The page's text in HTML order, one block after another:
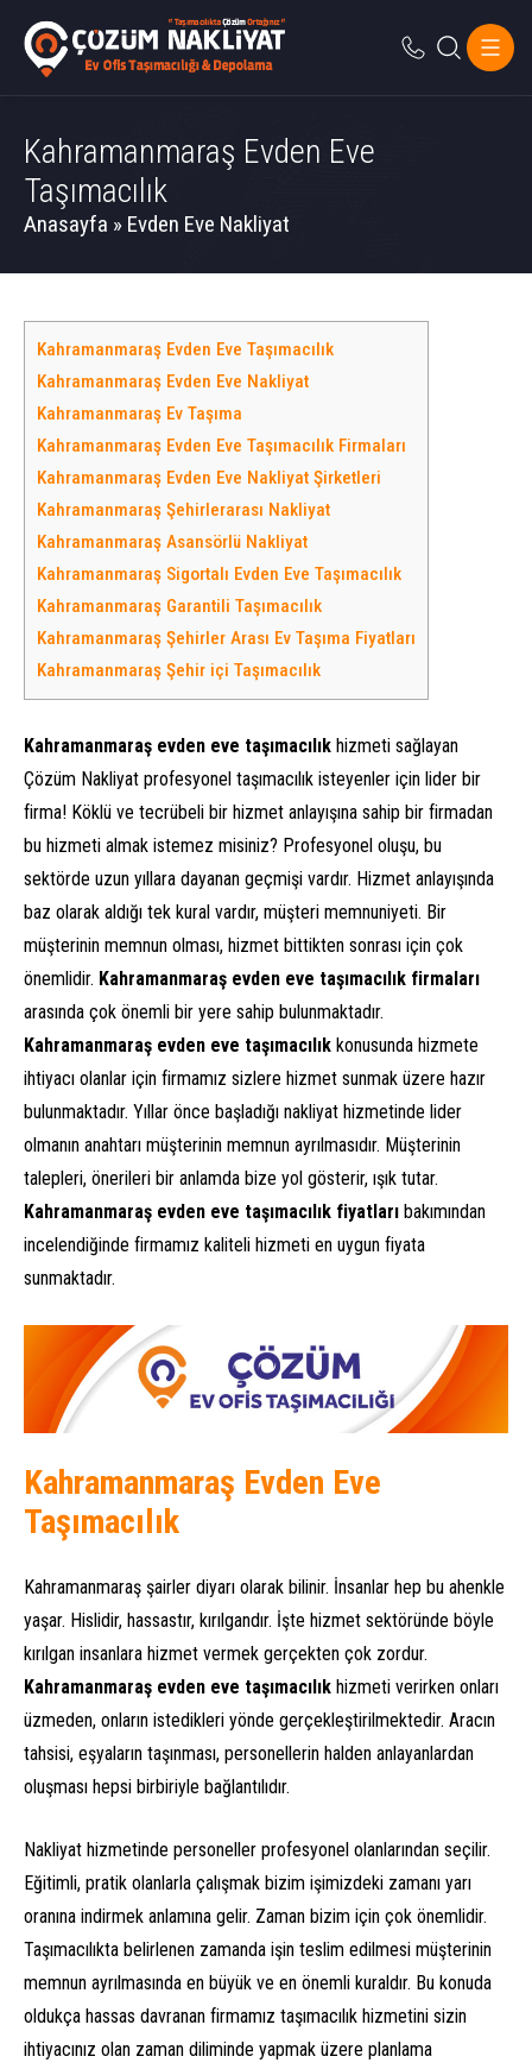
Kahramanmaraş Evden Eve
Taşımacılık
Anasayfa » Evden Eve Nakliyat
Kahramanmaraş Evden Eve Taşımacılık
Kahramanmaraş Evden Eve Nakliyat
Kahramanmaraş Ev Taşıma
Kahramanmaraş Evden Eve Taşımacılık Firmaları
Kahramanmaraş Evden Eve Nakliyat Şirketleri
Kahramanmaraş Şehirlerarası Nakliyat
Kahramanmaraş Asansörlü Nakliyat
Kahramanmaraş Sigortalı Evden Eve Taşımacılık
Kahramanmaraş Garantili Taşımacılık
Kahramanmaraş Şehirler Arası Ev Taşıma Fiyatları
Kahramanmaraş Şehir içi Taşımacılık
Kahramanmaraş evden eve taşımacılık hizmeti sağlayan
Çözüm Nakliyat profesyonel taşımacılık isteyenler için lider bir
firma! Köklü ve tecrübeli bir hizmet anlayışına sahip bir firmadan
bu hizmeti almak istemez misiniz? Profesyonel oluşu, bu
sektörde uzun yıllara dayanan geçmişi vardır. Hizmet anlayışında
baz olarak aldığı tek kural vardır, müşteri memnuniyeti. Bir
müşterinin memnun olması, hizmet bittikten sonrası için çok
önemlidir. Kahramanmaraş evden eve taşımacılık firmaları
arasında çok önemli bir yere sahip bulunmaktadır.
Kahramanmaraş evden eve taşımacılık konusunda hizmete
ihtiyacı olanlar için firmamız sizlere hizmet sunmak üzere hazır
bulunmaktadır. Yıllar önce başladığı nakliyat hizmetinde lider
olmanın anahtarı müşterinin memnun ayrılmasıdır. Müşterinin
talepleri, önerileri bir anlamda bize yol gösterir, ışık tutar.
Kahramanmaraş evden eve taşımacılık fiyatları bakımından
incelendiğinde firmamız kaliteli hizmeti en uygun fiyata
sunmaktadır.
Kahramanmaraş Evden Eve
Taşımacılık
Kahramanmaraş şairler diyarı olarak bilinir. İnsanlar hep bu ahenkle
yaşar. Hislidir, hassastır, kırılgandır. İşte hizmet sektöründe böyle
kırılgan insanlara hizmet vermek gerçekten çok zordur.
Kahramanmaraş evden eve taşımacılık hizmeti verirken onları
üzmeden, onların istedikleri yönde gerçekleştirilmektedir. Aracın
tahsisi, eşyaların taşınması, personellerin halden anlayanlardan
oluşması hepsi birbiriyle bağlantılıdır.
Nakliyat hizmetinde personeller profesyonel olanlarından seçilir.
Eğitimli, pratik olanlarla çalışmak bizim işimizdeki zamanı yarı
oranına indirmek anlamına gelir. Zaman bizim için çok önemlidir.
Taşımacılıkta belirlenen zamanda işin teslim edilmesi müşterinin
memnun ayrılmasında en büyük ve en önemli kuraldır. Bu konuda
oldukça hassas davranan firmamız taşımacılık hizmetini sizin
ihtiyacınız olan zaman diliminde yapmak üzere planlama